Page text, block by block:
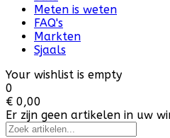
Meten is weten
FAQ's
Markten
Sjaals
Your wishlist is empty
0
€ 0,00
Er zijn geen artikelen in uw